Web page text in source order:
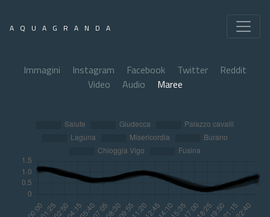
AQUAGRANDA
Immagini Instagram Facebook Twitter
Reddit
Video
Audio Maree